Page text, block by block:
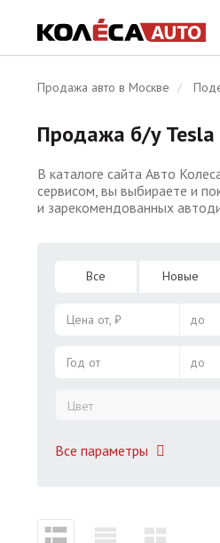
Продажа авто в Москве
Продажа б/у
В каталоге сайта Авто
сервисом, вы выбираете и
и зарекомендованных
Все Новые
Цена от, ₽ до
Год от до
Цвет
Все параметры